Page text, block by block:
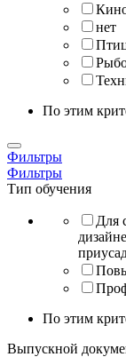
нет
По этим
Фильтры
Фильтры
Тип обучения
Для
По этим
Выпускной